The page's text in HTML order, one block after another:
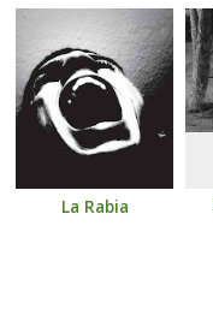
La Rabia